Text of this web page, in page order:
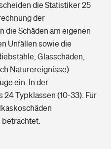
die Statistiker 25
der
die Schäden am eigenen
Unfällen sowie die
Glasschäden,
Naturereignisse)
ein. In der
Typklassen (10-33). Für